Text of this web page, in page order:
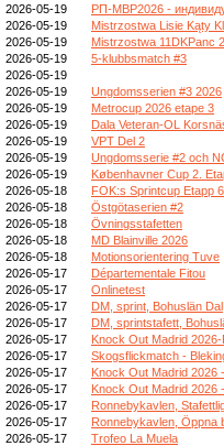
2026-05-19
РП-МВР2026 -
2026-05-19
Mistrzostwa Lisie Kąty
2026-05-19
Mistrzostwa 11DKPanc
2026-05-19
5-klubbsmatch #3
2026-05-19
2026-05-19
Ungdomsserien #3 2026
2026-05-19
Metrocup 2026 etape 3
2026-05-19
Dala Veteran-OL
2026-05-19
VPT Del 2
2026-05-19
Ungdomsserie #2 och
2026-05-19
Københavner Cup 2.
2026-05-18
FOK:s Sprintcup Etapp 6
2026-05-18
Östgötaserien #2
2026-05-18
Övningsstafetten
2026-05-18
MD Blainville 2026
2026-05-18
Motionsorientering Tuve
2026-05-17
Départementale Fitou
2026-05-17
Onlinetest
2026-05-17
DM, sprint, Bohuslän Dal
2026-05-17
DM, sprintstafett,
2026-05-17
Knock Out Madrid 2026-
2026-05-17
Skogsflickmatch -
2026-05-17
Knock Out Madrid 2026
2026-05-17
Knock Out Madrid 2026
2026-05-17
Ronnebykavlen,
2026-05-17
Ronnebykavlen, Öppna
2026-05-17
Trofeo La Muela